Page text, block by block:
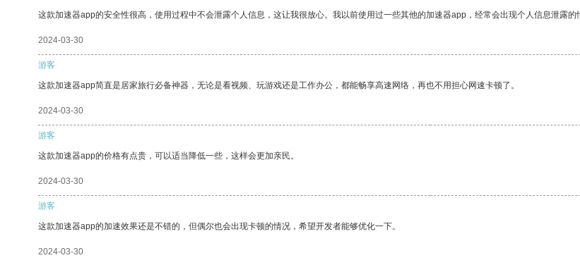
这款加速器app的安全性很高，使用过程中不会泄露个人信息，这让我很放心。我以前使用过一些其他的加速器app，经常会出现个人信息泄露的
2024-03-30
游客
这款加速器app简直是居家旅行必备神器，无论是看视频、玩游戏还是工作办公，都能畅享高速网络，再也不用担心网速卡顿了。
2024-03-30
游客
这款加速器app的价格有点贵，可以适当降低一些，这样会更加亲民。
2024-03-30
游客
这款加速器app的加速效果还是不错的，但偶尔也会出现卡顿的情况，希望开发者能够优化一下。
2024-03-30